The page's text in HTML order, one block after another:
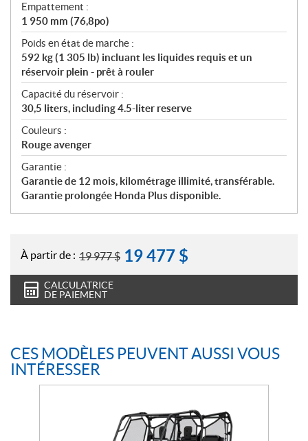
Empattement :
1 950 mm (76,8po)
Poids en état de marche :
592 kg (1 305 lb) incluant les liquides requis et un
réservoir plein - prêt à rouler
Capacité du réservoir :
30,5 liters, including 4.5-liter reserve
Couleurs :
Rouge avenger
Garantie :
Garantie de 12 mois, kilométrage illimité, transférable.
Garantie prolongée Honda Plus disponible.
À partir de : 19 977$ 19 477 $
CALCULATRICE
DE PAIEMENT
CES MODÈLES PEUVENT AUSSI VOUS
INTÉRESSER